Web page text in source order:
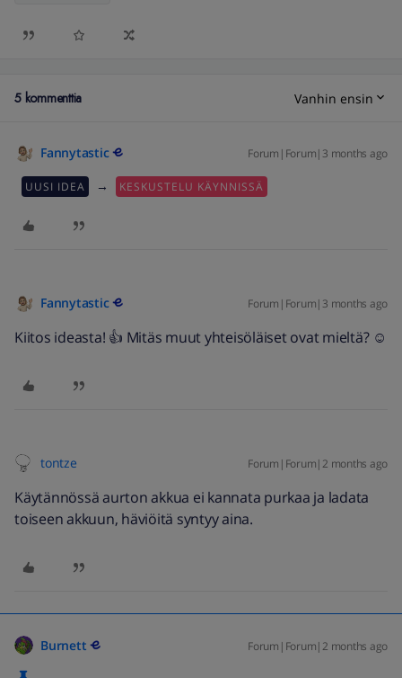
5 kommenttia Vanhin ensin
Fannytastic Forum|Forum|3 months ago
UUSI IDEA → KESKUSTELU KÄYNNISSÄ
Fannytastic Forum|Forum|3 months ago
Kiitos ideasta! 👍 Mitäs muut yhteisöläiset ovat mieltä? ☺️
tontze Forum|Forum|2 months ago
Käytännössä aurton akkua ei kannata purkaa ja ladata
toiseen akkuun, häviöitä syntyy aina.
Burnett Forum|Forum|2 months ago